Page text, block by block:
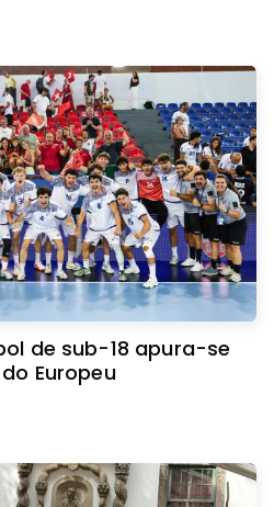
de sub-18 apura-se
Europeu